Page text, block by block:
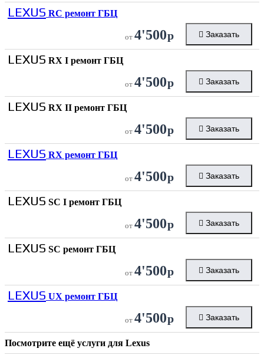
LEXUS RC ремонт ГБЦ
от 4'500р Заказать
LEXUS RX I ремонт ГБЦ
от 4'500р Заказать
LEXUS RX II ремонт ГБЦ
от 4'500р Заказать
LEXUS RX ремонт ГБЦ
от 4'500р Заказать
LEXUS SC I ремонт ГБЦ
от 4'500р Заказать
LEXUS SC ремонт ГБЦ
от 4'500р Заказать
LEXUS UX ремонт ГБЦ
от 4'500р Заказать
Посмотрите ещё услуги для Lexus